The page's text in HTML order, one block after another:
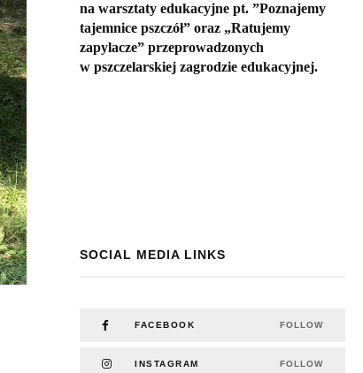
na warsztaty edukacyjne pt. ”Poznajemy
tajemnice pszczół” oraz „Ratujemy
zapylacze” przeprowadzonych
w pszczelarskiej zagrodzie edukacyjnej.
SOCIAL MEDIA LINKS
FACEBOOK FOLLOW
INSTAGRAM FOLLOW